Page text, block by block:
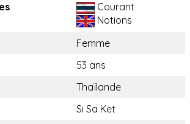
Courant
Notions
Femme
53 ans
Thaïlande
Si Sa Ket